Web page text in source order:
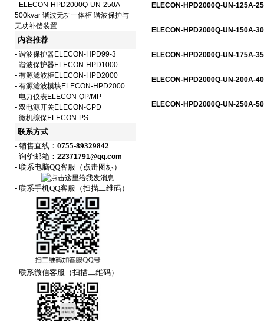
- ELECON-HPD2000Q-UN-250A-
500kvar 谐波无功一体柜 谐波保护与
无功补偿装置
内容推荐
- 谐波保护器ELECON-HPD99-3
- 谐波保护器ELECON-HPD1000
- 有源滤波柜ELECON-HPD2000
- 有源滤波模块ELECON-HPD2000
- 电力仪表ELECON-QP/MP
- 双电源开关ELECON-CPD
- 微机综保ELECON-PS
联系方式
- 销售直线： 0755-89329842
- 询价邮箱： 22371791@qq.com
- 联系电脑QQ客服（点击图标）
- 联系手机QQ客服（扫描二维码）
- 联系微信客服（扫描二维码）
ELECON-HPD2000Q-UN-125A-
ELECON-HPD2000Q-UN-150A-
ELECON-HPD2000Q-UN-175A-
ELECON-HPD2000Q-UN-200A-
ELECON-HPD2000Q-UN-250A-